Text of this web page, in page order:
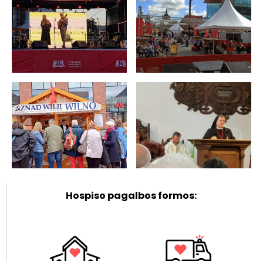
Hospiso pagalbos formos: